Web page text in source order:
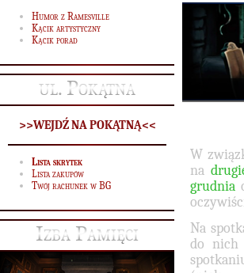
Humor z Ramesville
Kącik artystyczny
Kącik porad
ul. Pokątna
>>WEJDŹ NA POKĄTNĄ<<
Lista skrytek
Lista zakupów
Twój rachunek w BG
Izba Pamięci
W
na
grudnia
Na
do nich